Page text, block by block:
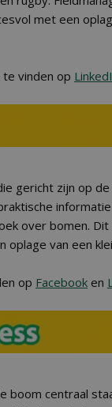
met een
te vinden op
gericht zijn op
over bomen.
van een
op Facebook en
boom centraal